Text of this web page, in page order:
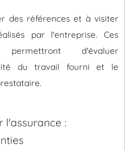
des références et à visiter
par l'entreprise. Ces
d'évaluer
du travail fourni et le
l'assurance :